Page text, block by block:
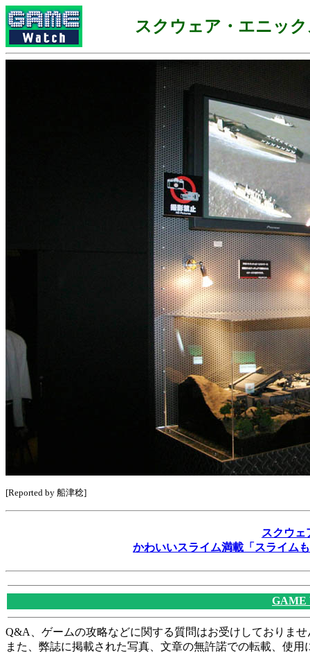
スクウェア・エニッ
[Reported by 船津稔]
スクウェ
かわいいスライム満載「スライム
GAME
Q&A、ゲームの攻略などに関する質問はお受けしておりませ
また、弊誌に掲載された写真、文章の無許諾での転載、使